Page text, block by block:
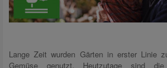
Lange Zeit wurden Gärten in erster Linie
Gemüse genutzt. Heutzutage sind die